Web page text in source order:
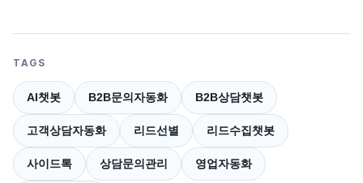
TAGS
AI챗봇 B2B문의자동화 B2B상담챗봇
고객상담자동화 리드선별 리드수집챗봇
사이드톡 상담문의관리 영업자동화